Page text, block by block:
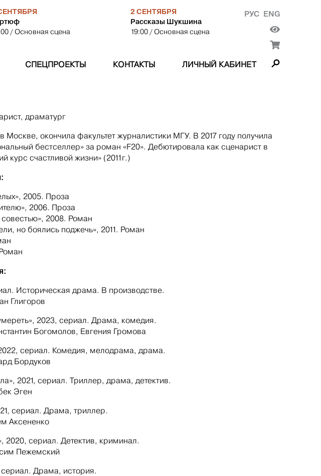
/ Основная сцена
2 СЕНТЯБРЯ
Рассказы Шукшина
19:00 / Основная сцена
РУС ENG
СПЕЦПРОЕКТЫ КОНТАКТЫ ЛИЧНЫЙ КАБИНЕТ
драматург
Москве, окончила факультет журналистики МГУ. В 2017 году получила
бестселлер» за роман «F20». Дебютировала как сценарист в
курс счастливой жизни» (2011г.)
2005. Проза
2006. Проза
2008. Роман
но боялись поджечь», 2011. Роман
Историческая драма. В производстве.
Глигоров
2023, сериал. Драма, комедия.
Богомолов, Евгения Громова
сериал. Комедия, мелодрама, драма.
Бордуков
2021, сериал. Триллер, драма, детектив.
Эген
сериал. Драма, триллер.
Аксененко
2020, сериал. Детектив, криминал.
Пежемский
сериал. Драма, история.